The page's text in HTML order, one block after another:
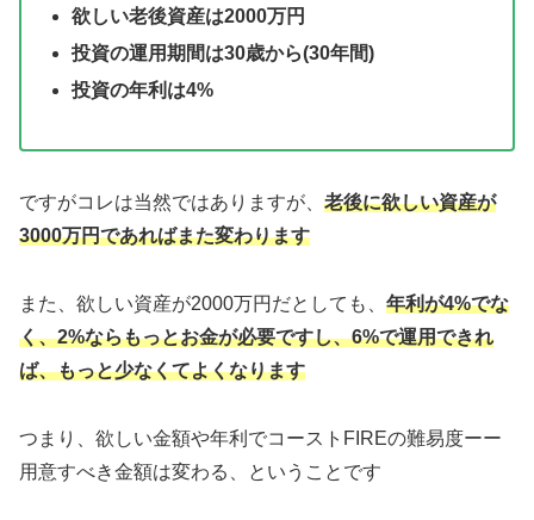
欲しい老後資産は2000万円
投資の運用期間は30歳から(30年間)
投資の年利は4%
ですがコレは当然ではありますが、 老後に欲しい資産が
3000万円であればまた変わります
また、欲しい資産が2000万円だとしても、 年利が4%でな
く、2%ならもっとお金が必要ですし、6%で運用できれ
ば、もっと少なくてよくなります
つまり、欲しい金額や年利でコーストFIREの難易度ーー
用意すべき金額は変わる、ということです